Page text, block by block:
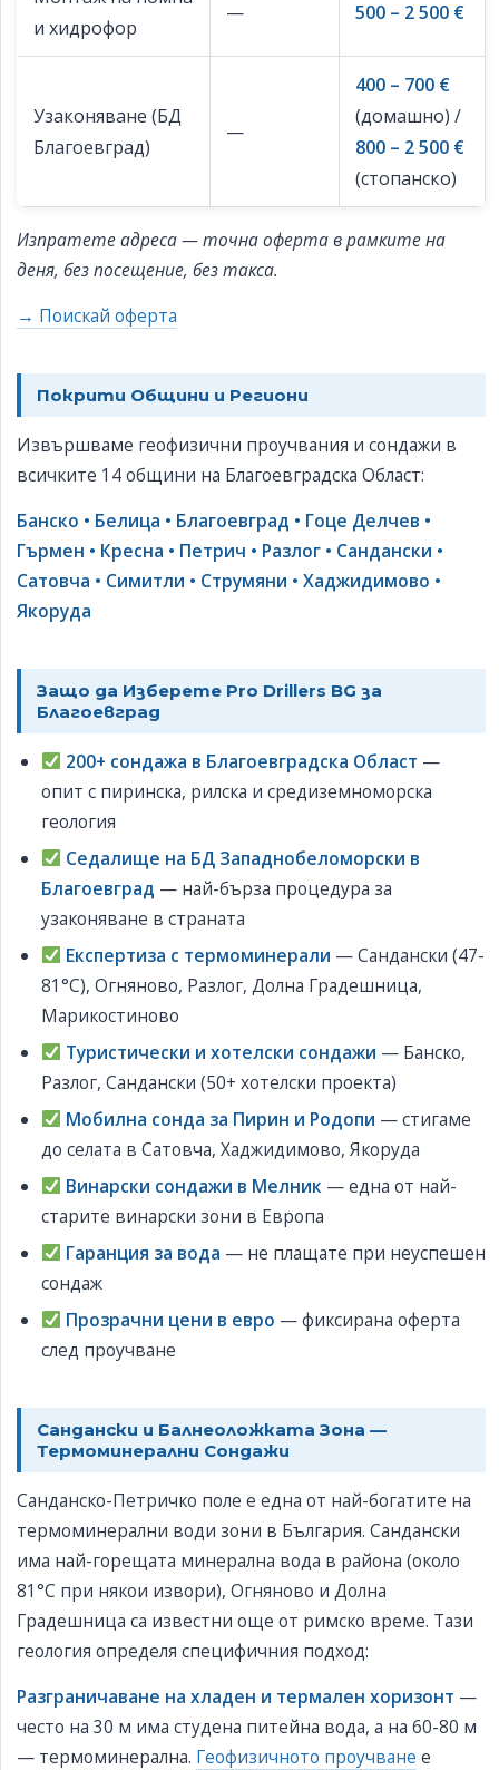
и хидрофор
— 500 – 2 500 €
Узаконяване (БД
Благоевград)
—
400 – 700 €
(домашно) /
800 – 2 500 €
(стопанско)
Изпратете адреса — точна оферта в рамките на
деня, без посещение, без такса.
→ Поискай оферта
Покрити Общини и Региони
Извършваме геофизични проучвания и сондажи в
всичките 14 общини на Благоевградска Област:
Банско • Белица • Благоевград • Гоце Делчев •
Гърмен • Кресна • Петрич • Разлог • Сандански •
Сатовча • Симитли • Струмяни • Хаджидимово •
Якоруда
Защо да Изберете Pro Drillers BG за
Благоевград
200+ сондажа в Благоевградска Област —
опит с пиринска, рилска и средиземноморска
геология
Седалище на БД Западнобеломорски в
Благоевград — най-бърза процедура за
узаконяване в страната
Експертиза с термоминерали — Сандански (47-
81°C), Огняново, Разлог, Долна Градешница,
Марикостиново
Туристически и хотелски сондажи — Банско,
Разлог, Сандански (50+ хотелски проекта)
Мобилна сонда за Пирин и Родопи — стигаме
до селата в Сатовча, Хаджидимово, Якоруда
Винарски сондажи в Мелник— една от най-
старите винарски зони в Европа
Гаранция за вода — не плащате при неуспешен
сондаж
Прозрачни цени в евро — фиксирана оферта
след проучване
Сандански и Балнеоложката Зона —
Термоминерални Сондажи
Санданско-Петричко поле е една от най-богатите на
термоминерални води зони в България. Сандански
има най-горещата минерална вода в района (около
81°C при някои извори), Огняново и Долна
Градешница са известни още от римско време. Тази
геология определя специфичния подход:
Разграничаване на хладен и термален хоризонт —
често на 30 м има студена питейна вода, а на 60-80 м
— термоминерална. Геофизичното проучване е